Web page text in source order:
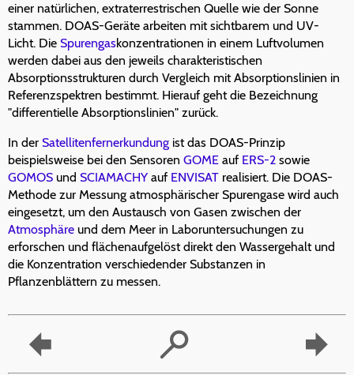
einer natürlichen, extraterrestrischen Quelle wie der Sonne
stammen. DOAS-Geräte arbeiten mit sichtbarem und UV-
Licht. Die Spurengaskonzentrationen in einem Luftvolumen
werden dabei aus den jeweils charakteristischen
Absorptionsstrukturen durch Vergleich mit Absorptionslinien in
Referenzspektren bestimmt. Hierauf geht die Bezeichnung
"differentielle Absorptionslinien" zurück.
In der Satellitenfernerkundung ist das DOAS-Prinzip
beispielsweise bei den Sensoren GOME auf ERS-2 sowie
GOMOS und SCIAMACHY auf ENVISAT realisiert. Die DOAS-
Methode zur Messung atmosphärischer Spurengase wird auch
eingesetzt, um den Austausch von Gasen zwischen der
Atmosphäre und dem Meer in Laboruntersuchungen zu
erforschen und flächenaufgelöst direkt den Wassergehalt und
die Konzentration verschiedender Substanzen in
Pflanzenblättern zu messen.